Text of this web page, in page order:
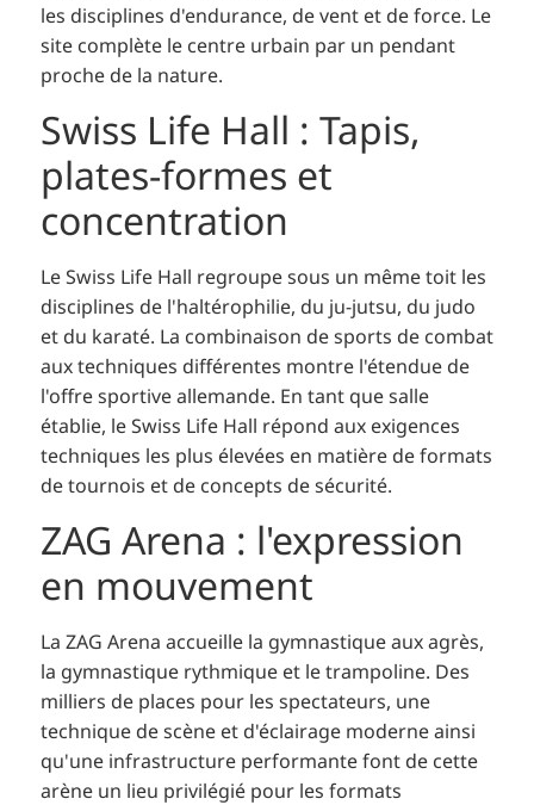
les disciplines d'endurance, de vent et de force. Le
site complète le centre urbain par un pendant
proche de la nature.
Swiss Life Hall : Tapis,
plates-formes et
concentration
Le Swiss Life Hall regroupe sous un même toit les
disciplines de l'haltérophilie, du ju-jutsu, du judo
et du karaté. La combinaison de sports de combat
aux techniques différentes montre l'étendue de
l'offre sportive allemande. En tant que salle
établie, le Swiss Life Hall répond aux exigences
techniques les plus élevées en matière de formats
de tournois et de concepts de sécurité.
ZAG Arena : l'expression
en mouvement
La ZAG Arena accueille la gymnastique aux agrès,
la gymnastique rythmique et le trampoline. Des
milliers de places pour les spectateurs, une
technique de scène et d'éclairage moderne ainsi
qu'une infrastructure performante font de cette
arène un lieu privilégié pour les formats